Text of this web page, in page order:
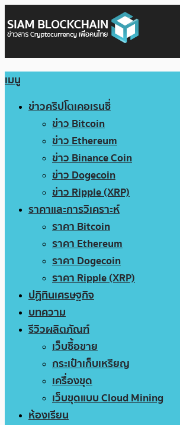
เมนู
ข่าวคริปโตเคอเรนซี่
ข่าว Bitcoin
ข่าว Ethereum
ข่าว Binance Coin
ข่าว Dogecoin
ข่าว Ripple (XRP)
ราคาและการวิเคราะห์
ราคา Bitcoin
ราคา Ethereum
ราคา Dogecoin
ราคา Ripple (XRP)
ปฏิทินเศรษฐกิจ
บทความ
รีวิวผลิตภัณฑ์
เว็บซื้อขาย
กระเป๋าเก็บเหรียญ
เครื่องขุด
เว็บขุดแบบ Cloud Mining
ห้องเรียน